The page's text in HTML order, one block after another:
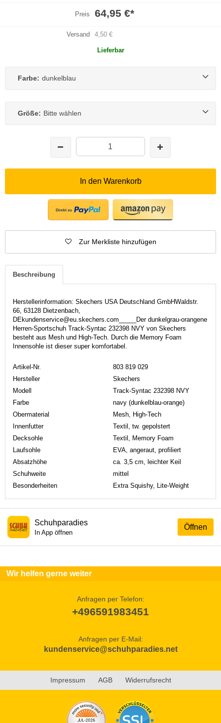
Preis 64,95 €*
Versand 4,50 €
Lieferbar
Farbe: dunkelblau
Größe: Bitte wählen
In den Warenkorb
Zur Merkliste hinzufügen
Beschreibung
Herstellerinformation: Skechers USA Deutschland GmbHWaldstr.
66, 63128 Dietzenbach,
DEkundenservice@eu.skechers.com_____Der dunkelgrau-orangene
Herren-Sportschuh Track-Syntac 232398 NVY von Skechers
besteht aus Mesh und High-Tech. Durch die Memory Foam
Innensohle ist dieser super komfortabel.
Artikel-Nr.
803 819 029
Hersteller
Skechers
Modell
Track-Syntac 232398 NVY
Farbe
navy (dunkelblau-orange)
Obermaterial
Mesh, High-Tech
Innenfutter
Textil, tw. gepolstert
Decksohle
Textil, Memory Foam
Laufsohle
EVA, angeraut, profiliert
Absatzhöhe
ca. 3,5 cm, leichter Keil
Schuhweite
mittel
Besonderheiten
Extra Squishy, Lite-Weight
Öffnen
Schuhparadies
In App öffnen
Wir helfen gerne weiter
Anfragen per Telefon:
+496591983451
Anfragen per E-Mail:
kundenservice@schuhparadies.net
Impressum AGB Widerrufsrecht